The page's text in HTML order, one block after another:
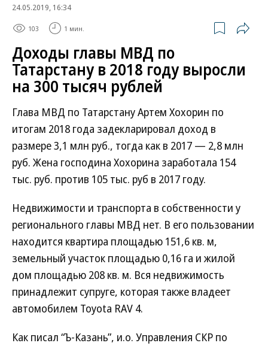
24.05.2019, 16:34
103 1 мин.
Доходы главы МВД по
Татарстану в 2018 году выросли
на 300 тысяч рублей
Глава МВД по Татарстану Артем Хохорин по
итогам 2018 года задекларировал доход в
размере 3,1 млн руб., тогда как в 2017 — 2,8 млн
руб. Жена господина Хохорина заработала 154
тыс. руб. против 105 тыс. руб в 2017 году.
Недвижимости и транспорта в собственности у
регионального главы МВД нет. В его пользовании
находится квартира площадью 151,6 кв. м,
земельный участок площадью 0,16 га и жилой
дом площадью 208 кв. м. Вся недвижимость
принадлежит супруге, которая также владеет
автомобилем Toyota RAV 4.
Как писал “Ъ-Казань”, и.о. Управления СКР по